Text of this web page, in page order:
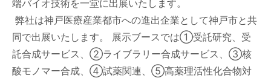
端バイオ技術を一堂に出展いたします。
弊社は神戸医療産業都市への進出企業として神戸市と共
同で出展いたします。 展示ブースでは①受託研究、受
託合成サービス、②ライブラリー合成サービス、③核
酸モノマー合成、④試薬関連、⑤高薬理活性化合物対